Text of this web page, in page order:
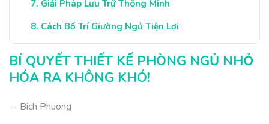
Giải Pháp Lưu Trữ Thông Minh
Cách Bố Trí Giường Ngủ Tiện Lợi
Kết Luận: Tạo Nên Phòng Ngủ Lý Tưởng
BÍ QUYẾT THIẾT KẾ PHÒNG NGỦ NHỎ
HÓA RA KHÔNG KHÓ!
-- Bich Phuong